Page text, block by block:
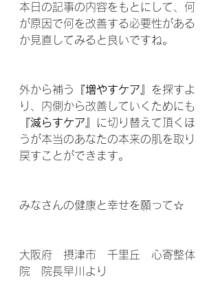
本日の記事の内容をもとにして、何
が原因で何を改善する必要性がある
か見直してみると良いですね。
外から補う 『増やすケア』 を探すよ
り、内側から改善していくためにも
『減らすケア』
に切り替えて頂くほ
うが本当のあなたの本来の肌を取り
戻すことができます。
みなさんの健康と幸せを願って☆
大阪府　摂津市　千里丘　心寄整体
院　院長早川より